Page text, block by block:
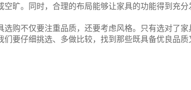
空旷。同时，合理的布局能够让家具的功能得到充分
选购不仅要注重品质，还要考虑风格。只有选对了
们要仔细挑选、多做比较，找到那些既具备优良品